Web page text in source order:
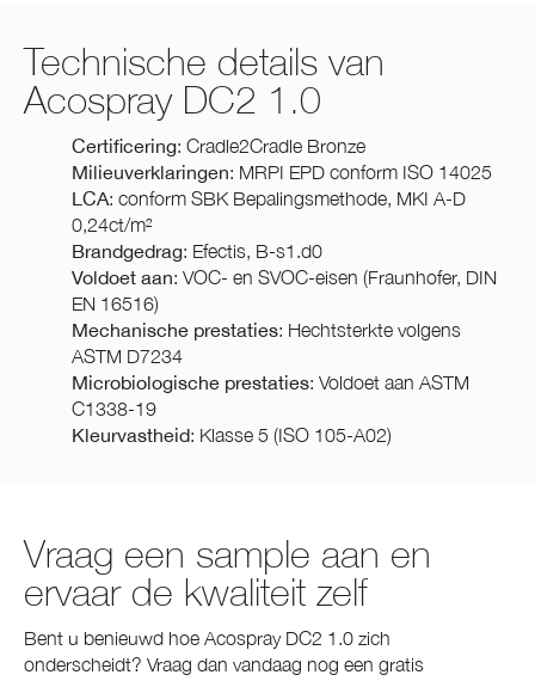
Technische details van
Acospray DC2 1.0
Certificering: Cradle2Cradle Bronze
Milieuverklaringen: MRPI EPD conform ISO 14025
LCA: conform SBK Bepalingsmethode, MKI A-D
0,24ct/m²
Brandgedrag: Efectis, B-s1.d0
Voldoet aan: VOC- en SVOC-eisen (Fraunhofer, DIN
EN 16516)
Mechanische prestaties: Hechtsterkte volgens
ASTM D7234
Microbiologische prestaties: Voldoet aan ASTM
C1338-19
Kleurvastheid: Klasse 5 (ISO 105-A02)
Vraag een sample aan en
ervaar de kwaliteit zelf
Bent u benieuwd hoe Acospray DC2 1.0 zich
onderscheidt? Vraag dan vandaag nog een gratis